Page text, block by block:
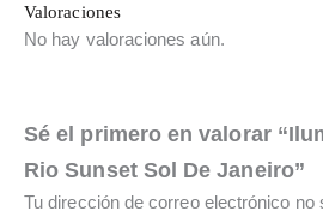
Valoraciones
No hay valoraciones aún.
Sé el primero en valorar
Rio Sunset Sol De Janeiro”
Tu dirección de correo electrónico no